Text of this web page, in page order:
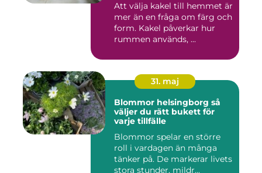
Att välja kakel till hemmet är
mer än en fråga om färg och
form. Kakel påverkar hur
rummen används, ...
31. maj
Blommor helsingborg så
väljer du rätt bukett för
varje tillfälle
Blommor spelar en större
roll i vardagen än många
tänker på. De markerar livets
stora stunder, mildr...